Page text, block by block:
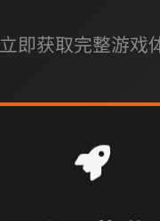
立即获取完整游戏